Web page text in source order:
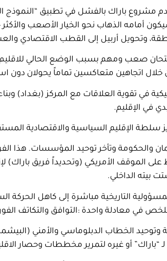
مشروع باراك بالفشل في تطبيق “النموذج
أمامه الذهاب نحو الخيار الأصعب والأكثر
وتحويل أربيل إلى القطب الاقتصادي
صعب ومهم بسبب الوضع الحالي للاقليم
خلال اتجاهين متعاكسين تماماً يحولان دون
في تقوية العلاقات مع المركز (بغداد)
في الإقليم.
سلطة الإقليم السياسية والاقتصادية
والحكومة وتأخر توحيد المؤسسات. هذا
الموقف الأمريكي (وتحديداً فريق باراك)
بيته الداخلي.
التاريخية مباشرة إلى كاهل الحركة
في معادلة واحدة :التوافق والتكاتف
وتوحيد الخطاب الدبلوماسي والأمني
“باراك” أو غيره لتمرير مخططات وحصار